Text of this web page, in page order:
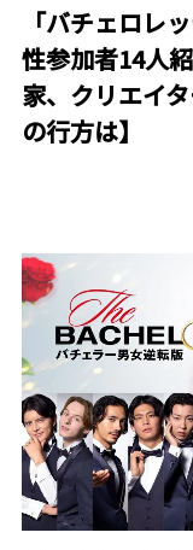
「バチェロレ
性参加者14人
家、クリエイ
の行方は】